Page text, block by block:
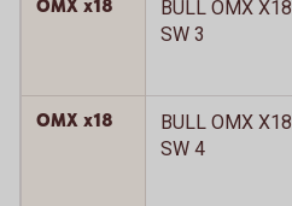
OMX x18
BULL OMX X18
SW 3
OMX x18
BULL OMX X18
SW 4